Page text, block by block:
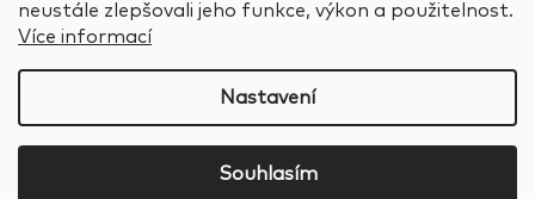
neustále zlepšovali jeho funkce, výkon a použitelnost.
Více informací
Nastavení
Souhlasím
Vytvořil Shoptet &
Upravit nastavení cookies